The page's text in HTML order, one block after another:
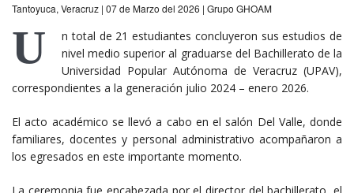
Tantoyuca, Veracruz | 07 de Marzo del 2026 | Grupo GHOAM
U
n total de 21 estudiantes concluyeron sus estudios de
nivel medio superior al graduarse del Bachillerato de la
Universidad Popular Autónoma de Veracruz (UPAV),
correspondientes a la generación julio 2024 – enero 2026.
El acto académico se llevó a cabo en el salón Del Valle, donde
familiares, docentes y personal administrativo acompañaron a
los egresados en este importante momento.
La ceremonia fue encabezada por el director del bachillerato, el